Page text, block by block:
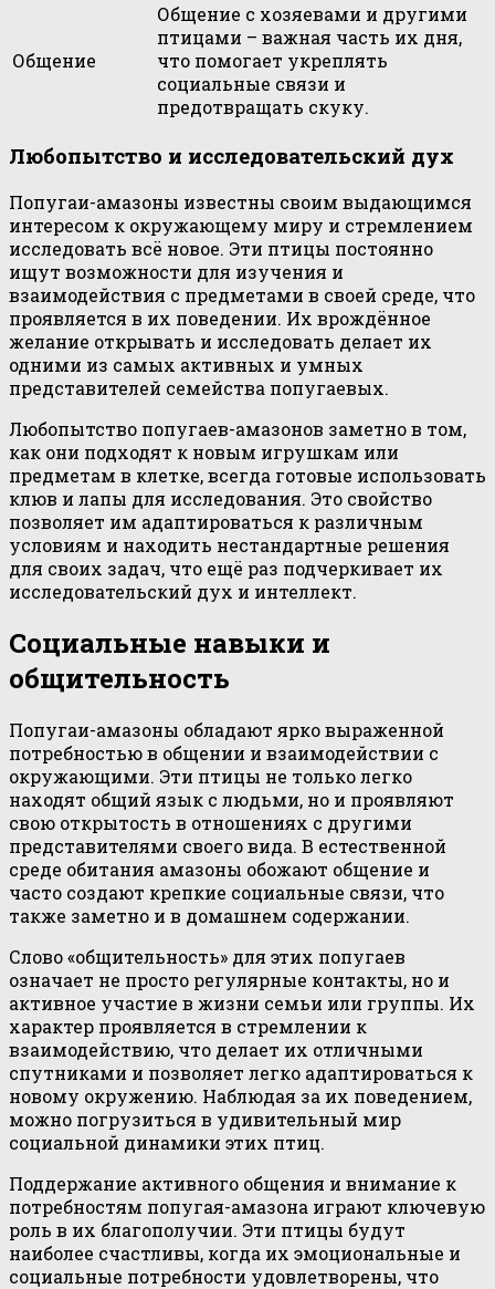
Общение
Общение с хозяевами и другими
птицами – важная часть их дня,
что помогает укреплять
социальные связи и
предотвращать скуку.
Любопытство и исследовательский дух
Попугаи-амазоны известны своим выдающимся
интересом к окружающему миру и стремлением
исследовать всё новое. Эти птицы постоянно
ищут возможности для изучения и
взаимодействия с предметами в своей среде, что
проявляется в их поведении. Их врождённое
желание открывать и исследовать делает их
одними из самых активных и умных
представителей семейства попугаевых.
Любопытство попугаев-амазонов заметно в том,
как они подходят к новым игрушкам или
предметам в клетке, всегда готовые использовать
клюв и лапы для исследования. Это свойство
позволяет им адаптироваться к различным
условиям и находить нестандартные решения
для своих задач, что ещё раз подчеркивает их
исследовательский дух и интеллект.
Социальные навыки и
общительность
Попугаи-амазоны обладают ярко выраженной
потребностью в общении и взаимодействии с
окружающими. Эти птицы не только легко
находят общий язык с людьми, но и проявляют
свою открытость в отношениях с другими
представителями своего вида. В естественной
среде обитания амазоны обожают общение и
часто создают крепкие социальные связи, что
также заметно и в домашнем содержании.
Слово «общительность» для этих попугаев
означает не просто регулярные контакты, но и
активное участие в жизни семьи или группы. Их
характер проявляется в стремлении к
взаимодействию, что делает их отличными
спутниками и позволяет легко адаптироваться к
новому окружению. Наблюдая за их поведением,
можно погрузиться в удивительный мир
социальной динамики этих птиц.
Поддержание активного общения и внимание к
потребностям попугая-амазона играют ключевую
роль в их благополучии. Эти птицы будут
наиболее счастливы, когда их эмоциональные и
социальные потребности удовлетворены, что